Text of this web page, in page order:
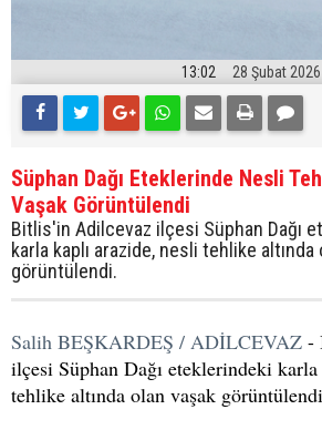
13:02 28 Şubat 2026
Süphan Dağı Eteklerinde Nesli
Vaşak Görüntülendi
Bitlis'in Adilcevaz ilçesi Süphan Dağı
karla kaplı arazide, nesli tehlike altında
görüntülendi.
Salih BEŞKARDEŞ / ADİLCEVAZ -
ilçesi Süphan Dağı eteklerindeki
tehlike altında olan vaşak